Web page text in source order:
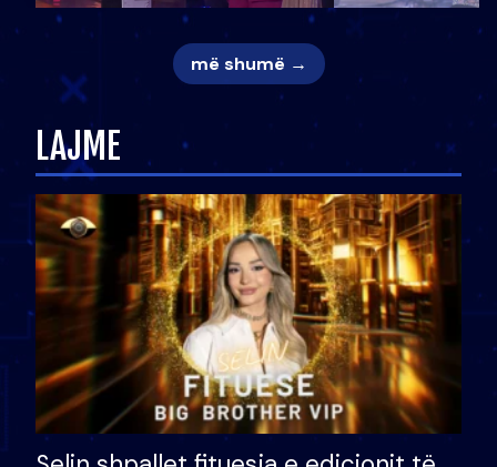
më shumë →
LAJME